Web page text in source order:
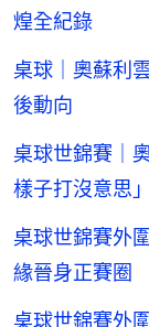
煌全紀錄
桌球｜奧蘇利
後動向
桌球世錦賽｜
樣子打沒意思」
桌球世錦賽外
緣晉身正賽圈
桌球世錦賽外